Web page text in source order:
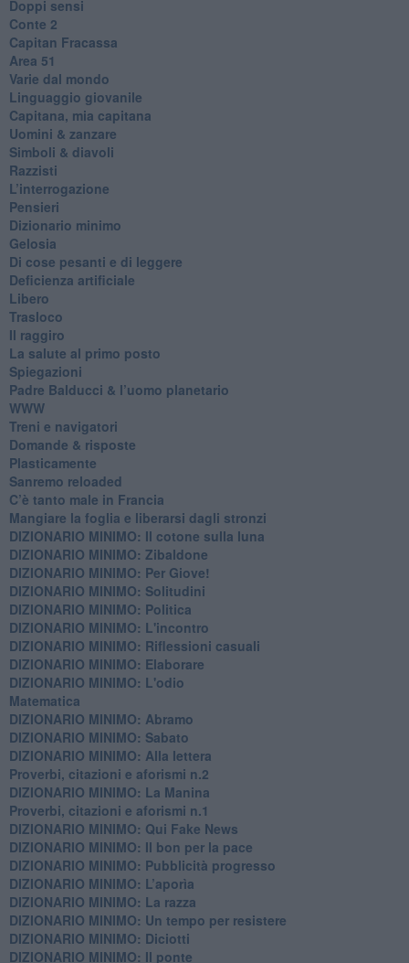
Doppi sensi
​Conte 2
​Capitan Fracassa
​Area 51
Varie dal mondo
​Linguaggio giovanile
​Capitana, mia capitana
Uomini & zanzare
​Simboli & diavoli
Razzisti
​L’interrogazione
Pensieri
​Dizionario minimo
Gelosia
Di cose pesanti e di leggere
​Deficienza artificiale
Libero
Trasloco
Il raggiro
​La salute al primo posto
Spiegazioni
Padre Balducci & l’uomo planetario
WWW
​Treni e navigatori
​Domande & risposte
​Plasticamente
Sanremo reloaded
C’è tanto male in Francia
​Mangiare la foglia e liberarsi dagli stronzi
DIZIONARIO MINIMO: Il cotone sulla luna
DIZIONARIO MINIMO: Zibaldone
DIZIONARIO MINIMO: Per Giove!
DIZIONARIO MINIMO: Solitudini
DIZIONARIO MINIMO: Politica
DIZIONARIO MINIMO: L'incontro
DIZIONARIO MINIMO: Riflessioni casuali
DIZIONARIO MINIMO: Elaborare
DIZIONARIO MINIMO: L'odio
​Matematica
DIZIONARIO MINIMO: Abramo
DIZIONARIO MINIMO: Sabato
​DIZIONARIO MINIMO: Alla lettera
Proverbi, citazioni e aforismi n.2
DIZIONARIO MINIMO: La Manina
​Proverbi, citazioni e aforismi n.1
DIZIONARIO MINIMO: Qui Fake News
DIZIONARIO MINIMO: ​Il bon per la pace
DIZIONARIO MINIMO: Pubblicità progresso
DIZIONARIO MINIMO: L’aporìa
DIZIONARIO MINIMO: La razza
DIZIONARIO MINIMO: Un tempo per resistere
DIZIONARIO MINIMO: Diciotti
DIZIONARIO MINIMO: Il ponte